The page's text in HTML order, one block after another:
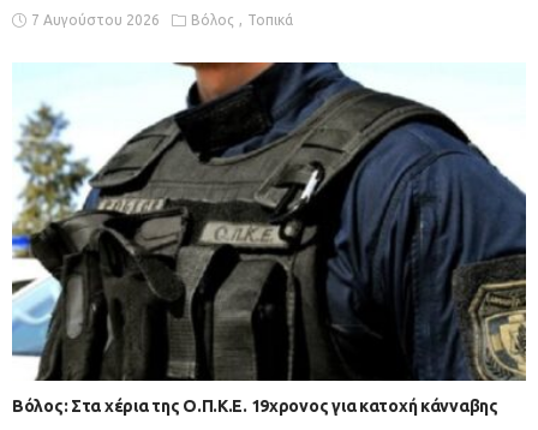
7 Αυγούστου 2026 Βόλος Τοπικά
Βόλος: Στα χέρια της Ο.Π.Κ.Ε. 19χρονος για κατοχή κάνναβης